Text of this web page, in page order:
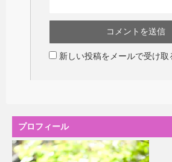
新しい投稿をメールで受け取
プロフィール